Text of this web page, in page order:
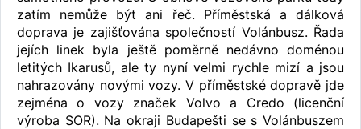
zatím nemůže být ani řeč. Příměstská a dálková
doprava je zajišťována společností Volánbusz. Řada
jejích linek byla ještě poměrně nedávno doménou
letitých Ikarusů, ale ty nyní velmi rychle mizí a jsou
nahrazovány novými vozy. V příměstské dopravě jde
zejména o vozy značek Volvo a Credo (licenční
výroba SOR). Na okraji Budapešti se s Volánbuszem